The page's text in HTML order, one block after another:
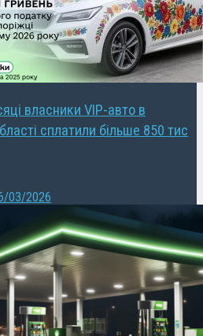
власники VIP-авто в
сплатили більше 850 тис
03/2026